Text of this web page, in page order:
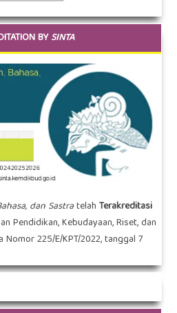
BYSINTA
dan Sastratelah Terakreditasi
Pendidikan, Kebudayaan, Riset, dan
Nomor225/E/KPT/2022, tanggal 7